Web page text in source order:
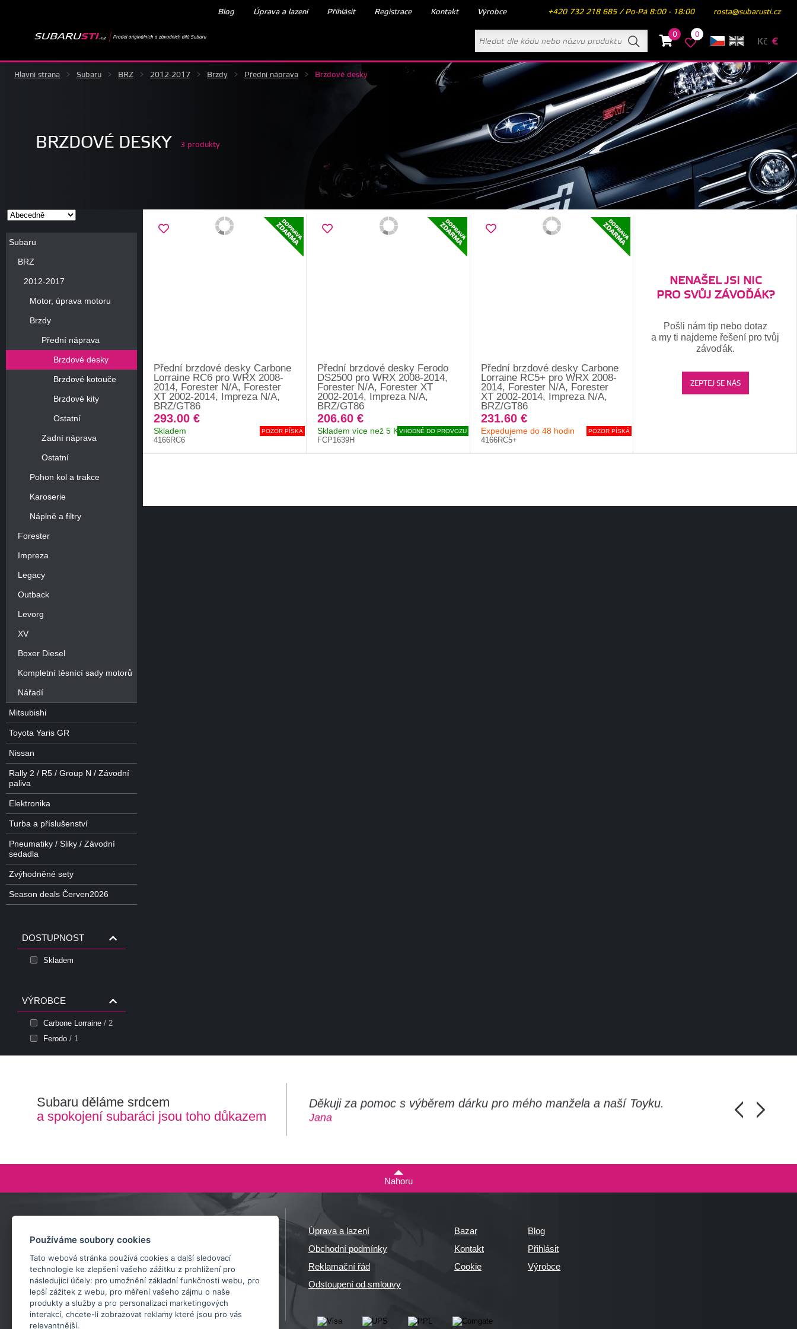
Používáme soubory cookies
Tato webová stránka používá cookies a další sledovací
technologie ke zlepšení vašeho zážitku z prohlížení pro
následující účely: pro umožnění základní funkčnosti webu, pro
lepší zážitek z webu, pro měření vašeho zájmu o naše
produkty a služby a pro personalizaci marketingových
interakcí, chcete-li zobrazovat reklamy které jsou pro vás
relevantnější.
Blog Úprava a lazení Přihlásit Registrace Kontakt Výrobce +420 732 218 685 / Po-Pá 8:00 - 18:00 rosta@subarusti.cz
0 0
Kč €
Hlavní strana > Subaru > BRZ > 2012-2017 > Brzdy > Přední náprava > Brzdové desky
BRZDOVÉ DESKY 3 produkty
Subaru
BRZ
2012-2017
Motor, úprava motoru
Brzdy
Přední náprava
Brzdové desky
Brzdové kotouče
Brzdové kity
Ostatní
Zadní náprava
Ostatní
Pohon kol a trakce
Karoserie
Náplně a filtry
Forester
Impreza
Legacy
Outback
Levorg
XV
Boxer Diesel
Kompletní těsnící sady motorů
Nářadí
Mitsubishi
Toyota Yaris GR
Nissan
Rally 2 / R5 / Group N / Závodní
paliva
Elektronika
Turba a příslušenství
Pneumatiky / Sliky / Závodní
sedadla
Zvýhodněné sety
Season deals Červen2026
DOSTUPNOST
Skladem
VÝROBCE
Carbone Lorraine / 2
Ferodo / 1
Přední brzdové desky Carbone
Lorraine RC6 pro WRX 2008-
2014, Forester N/A, Forester
XT 2002-2014, Impreza N/A,
BRZ/GT86
293.00 €
Skladem
4166RC6
POZOR PÍSKÁ
Přední brzdové desky Ferodo
DS2500 pro WRX 2008-2014,
Forester N/A, Forester XT
2002-2014, Impreza N/A,
BRZ/GT86
206.60 €
Skladem více než 5 Ks
FCP1639H
VHODNÉ DO PROVOZU
Přední brzdové desky Carbone
Lorraine RC5+ pro WRX 2008-
2014, Forester N/A, Forester
XT 2002-2014, Impreza N/A,
BRZ/GT86
231.60 €
Expedujeme do 48 hodin
4166RC5+
POZOR PÍSKÁ
NENAŠEL JSI NIC
PRO SVŮJ ZÁVOĎÁK?
Pošli nám tip nebo dotaz
a my ti najdeme řešení pro tvůj
závoďák.
ZEPTEJ SE NÁS
Subaru děláme srdcem
a spokojení subaráci jsou toho důkazem
Děkuji za pomoc s výběrem dárku pro mého manžela a naší Toyku.
Jana
Chlapi, moc
Honza Pánka,
Nahoru
+420 732 218 685
rosta@subarusti.cz
POŠLI DOTAZ
Úprava a lazení
Obchodní podmínky
Reklamační řád
Odstoupení od smlouvy
Bazar
Kontakt
Cookie
Blog
Přihlásit
Výrobce